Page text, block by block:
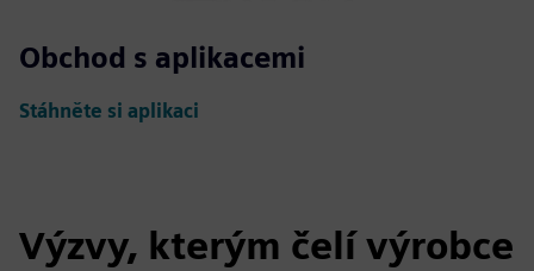
Obchod s aplikacemi
Stáhněte si aplikaci
Výzvy, kterým čelí výrobce